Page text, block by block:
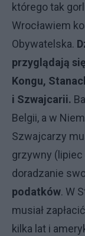
którego tak
Wrocławiem
Obywatelska.
przyglądają
Kongu,
i Szwajcarii.
Belgii, a w
Szwajcarzy
grzywny (lipiec
doradzanie
podatków. W
musiał
kilka lat i